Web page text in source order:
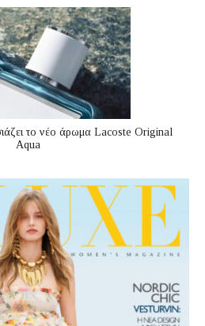
το νέο άρωμα Lacoste Original
Aqua